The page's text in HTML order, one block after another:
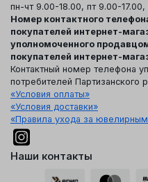
пн-чт 9.00-18.00, пт 9.00-
Номер контактного
покупателей интернет-
уполномоченного
покупателей интернет-
Контактный номер телефона
потребителей Партизанского
«Условия оплаты»
«Условия доставки»
«Правила ухода за
Наши контакты